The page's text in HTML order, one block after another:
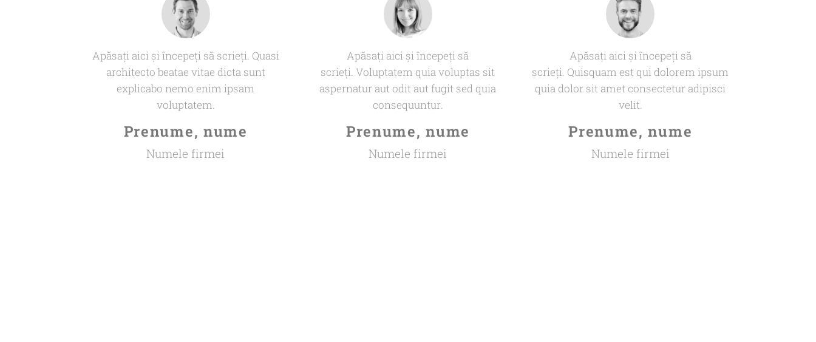
Apăsați aici și începeți să scrieți. Quasi
architecto beatae vitae dicta sunt
explicabo nemo enim ipsam
voluptatem.
Prenume, nume
Numele firmei
Apăsați aici și începeți să
scrieți. Voluptatem quia voluptas sit
aspernatur aut odit aut fugit sed quia
consequuntur.
Prenume, nume
Numele firmei
Apăsați aici și începeți să
scrieți. Quisquam est qui dolorem ipsum
quia dolor sit amet consectetur adipisci
velit.
Prenume, nume
Numele firmei